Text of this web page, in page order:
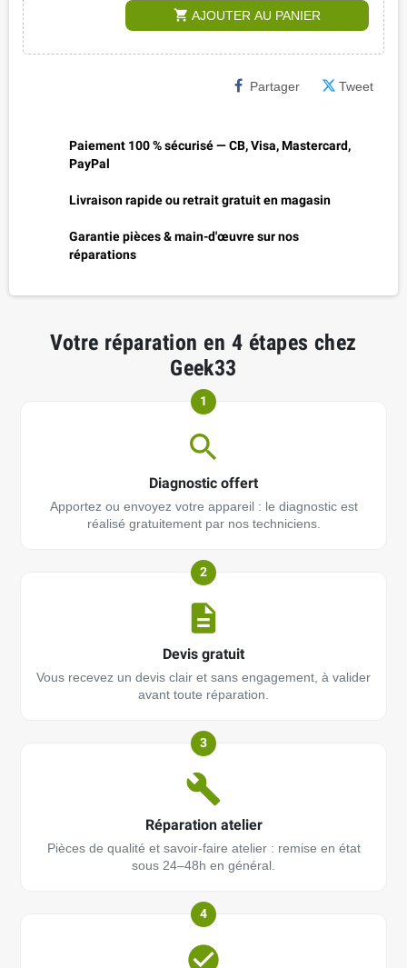
shopping_cart AJOUTER AU PANIER
Partager Tweet
Paiement 100 % sécurisé — CB, Visa, Mastercard,
PayPal
Livraison rapide ou retrait gratuit en magasin
Garantie pièces & main-d'œuvre sur nos
réparations
Votre réparation en 4 étapes chez
Geek33
1
Diagnostic offert
Apportez ou envoyez votre appareil : le diagnostic est
réalisé gratuitement par nos techniciens.
2
Devis gratuit
Vous recevez un devis clair et sans engagement, à valider
avant toute réparation.
3
Réparation atelier
Pièces de qualité et savoir-faire atelier : remise en état
sous 24–48h en général.
4